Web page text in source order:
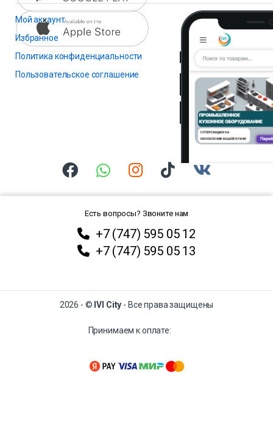
Мой аккаунт
Избранное
Политика конфиденциальности
Пользовательское соглашение
Есть вопросы? Звоните нам
+7 (747) 595 05 12
+7 (747) 595 05 13
2026 - © IVI City - Все права защищены
Принимаем к оплате: